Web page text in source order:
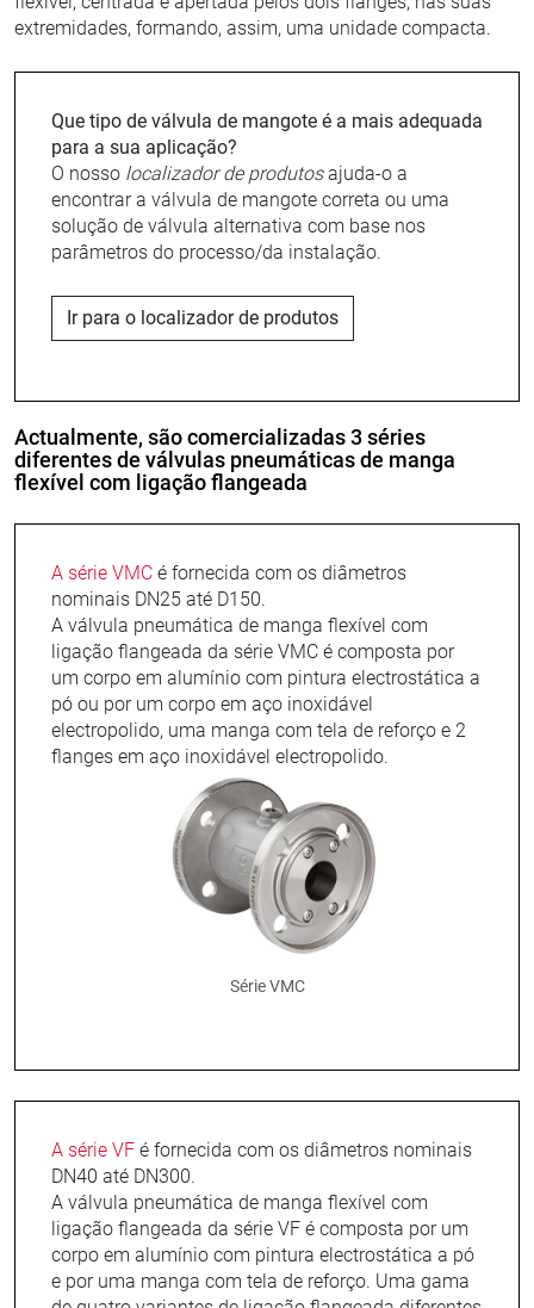
extremidades, formando, assim, uma unidade compacta.
Que tipo de válvula de mangote é a mais adequada
para a sua aplicação?
O nosso localizador de produtosajuda-o a
encontrar a válvula de mangote correta ou uma
solução de válvula alternativa com base nos
parâmetros do processo/da instalação.
Ir para o localizador de produtos
Actualmente, são comercializadas 3 séries
diferentes de válvulas pneumáticas de manga
flexível com ligação flangeada
A série VMC é fornecida com os diâmetros
nominais DN25 até D150.
A válvula pneumática de manga flexível com
ligação flangeada da série VMC é composta por
um corpo em alumínio com pintura electrostática a
pó ou por um corpo em aço inoxidável
electropolido, uma manga com tela de reforço e 2
flanges em aço inoxidável electropolido.
Série VMC
A série VF é fornecida com os diâmetros nominais
DN40 até DN300.
A válvula pneumática de manga flexível com
ligação flangeada da série VF é composta por um
corpo em alumínio com pintura electrostática a pó
e por uma manga com tela de reforço. Uma gama